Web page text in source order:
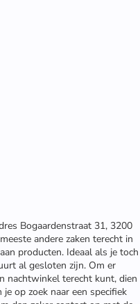
Bogaardenstraat 31, 3200
andere zaken terecht in
producten. Ideaal als je toch
al gesloten zijn. Om er
nachtwinkel terecht kunt, dien
op zoek naar een specifiek